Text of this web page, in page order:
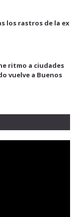
los rastros de la ex
ritmo a ciudades
vuelve a Buenos